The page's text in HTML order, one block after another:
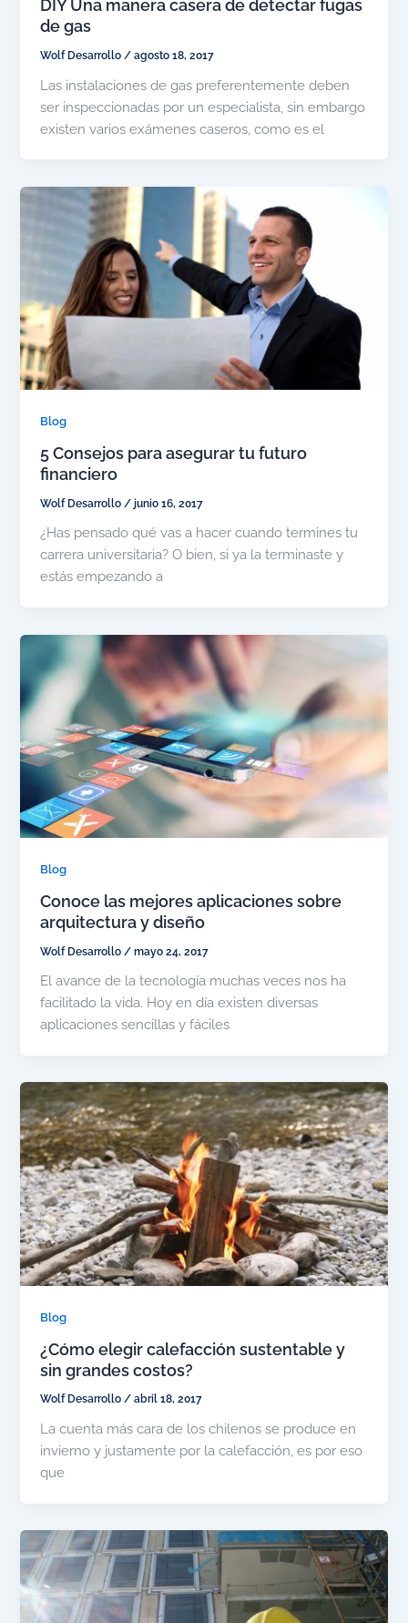
DIY Una manera casera de detectar fugas
de gas
Wolf Desarrollo /agosto 18, 2017
Las instalaciones de gas preferentemente deben
ser inspeccionadas por un especialista, sin embargo
existen varios exámenes caseros, como es el
Blog
5 Consejos para asegurar tu futuro
financiero
Wolf Desarrollo /junio 16, 2017
¿Has pensado qué vas a hacer cuando termines tu
carrera universitaria? O bien, si ya la terminaste y
estás empezando a
Blog
Conoce las mejores aplicaciones sobre
arquitectura y diseño
Wolf Desarrollo /mayo 24, 2017
El avance de la tecnología muchas veces nos ha
facilitado la vida. Hoy en día existen diversas
aplicaciones sencillas y fáciles
Blog
¿Cómo elegir calefacción sustentable y
sin grandes costos?
Wolf Desarrollo/abril 18, 2017
La cuenta más cara de los chilenos se produce en
invierno y justamente por la calefacción, es por eso
que